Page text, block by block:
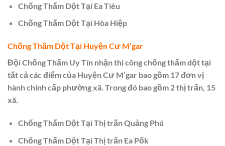
Chống Thấm Dột Tại Ea Tiêu
Chống Thấm Dột Tại Hòa Hiệp
Chống Thấm Dột Tại Huyện Cư M’gar
Đội Chống Thấm Uy Tín nhận thi công chống thấm dột tại
tất cả các điểm của Huyện Cư M’gar bao gồm 17 đơn vị
hành chính cấp phường xã. Trong đó bao gồm 2 thị trấn, 15
xã.
Chống Thấm Dột Tại Thị trấn Quảng Phú
Chống Thấm Dột Tại Thị trấn Ea Pốk